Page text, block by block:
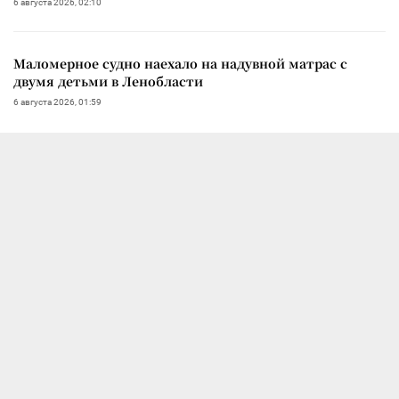
Маломерное судно наехало на надувной матрас с
двумя детьми в Ленобласти
6 августа 2026, 01:59